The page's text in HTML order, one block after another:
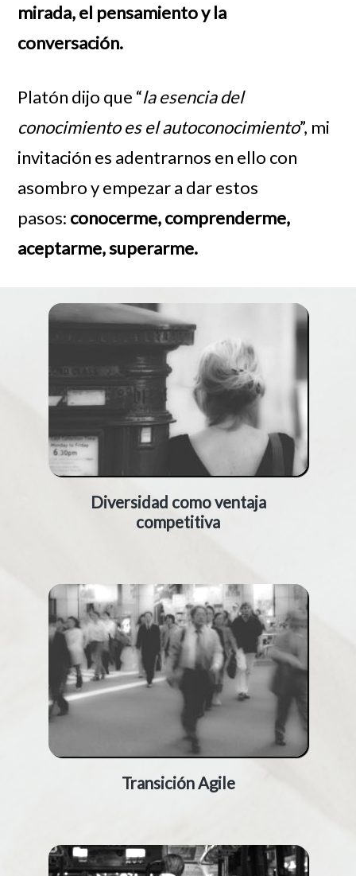
mirada, el pensamiento y la
conversación.
Platón dijo que “la esencia del
conocimiento es el autoconocimiento”, mi
invitación es adentrarnos en ello con
asombro y empezar a dar estos
pasos: conocerme, comprenderme,
aceptarme, superarme.
Diversidad como ventaja
competitiva
Transición Agile